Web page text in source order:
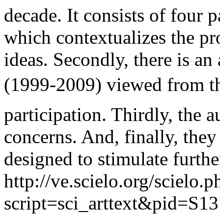
decade. It consists of four
which contextualizes the
ideas. Secondly, there is
(1999-2009) viewed from
participation. Thirdly, the
concerns. And, finally,
designed to stimulate
http://ve.scielo.org/